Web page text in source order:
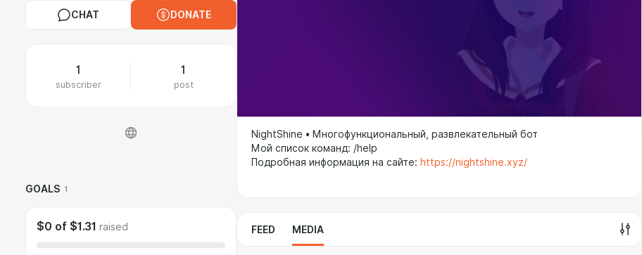
CHAT DONATE
1
subscriber
1
post
GOALS 1
$0 of $1.31 raised
NightShine • Многофункциональный, развлекательный бот
Мой список команд: /help
Подробная информация на сайте: https://nightshine.xyz/
FEED MEDIA